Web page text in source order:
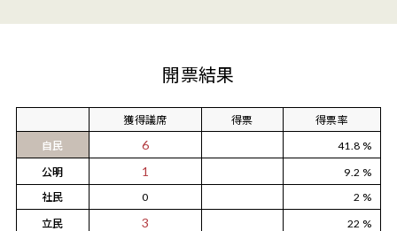
開票結果
獲得議席 得票
得票率
自民
6 41.8 %
公明 1 9.2 %
社民 0 2 %
立民 3 22 %